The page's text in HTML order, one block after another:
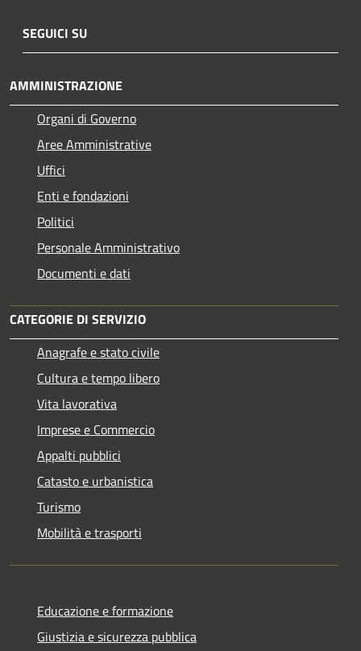
SEGUICI SU
AMMINISTRAZIONE
Organi di Governo
Aree Amministrative
Uffici
Enti e fondazioni
Politici
Personale Amministrativo
Documenti e dati
CATEGORIE DI SERVIZIO
Anagrafe e stato civile
Cultura e tempo libero
Vita lavorativa
Imprese e Commercio
Appalti pubblici
Catasto e urbanistica
Turismo
Mobilità e trasporti
Educazione e formazione
Giustizia e sicurezza pubblica